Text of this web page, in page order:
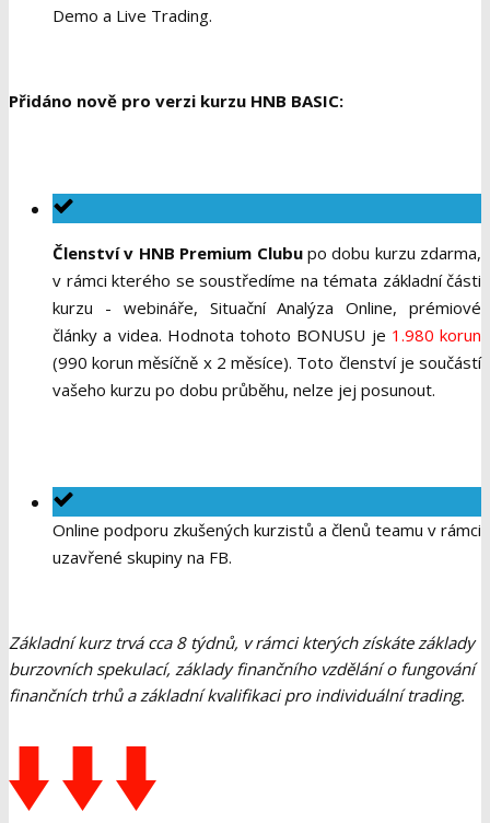
Demo a Live Trading.
Přidáno nově pro verzi kurzu HNB BASIC:
Členství v HNB Premium Clubu po dobu kurzu zdarma,
v rámci kterého se soustředíme na témata základní části
kurzu - webináře, Situační Analýza Online, prémiové
články a videa. Hodnota tohoto BONUSU je 1.980 korun
(990 korun měsíčně x 2 měsíce). Toto členství je součástí
vašeho kurzu po dobu průběhu, nelze jej posunout.
Online podporu zkušených kurzistů a členů teamu v rámci
uzavřené skupiny na FB.
Základní kurz trvá cca 8 týdnů, v rámci kterých získáte základy
burzovních spekulací, základy finančního vzdělání o fungování
finančních trhů a základní kvalifikaci pro individuální trading.